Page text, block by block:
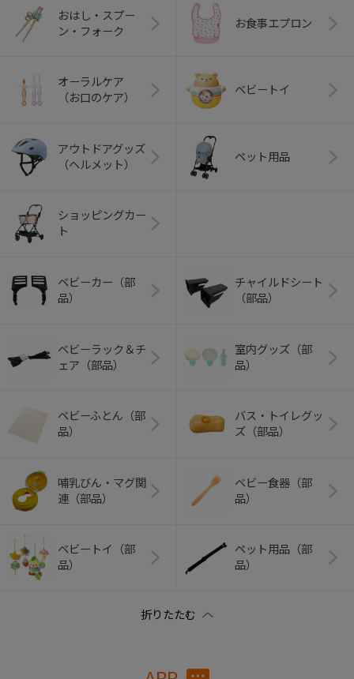
おはし・スプー
ン・フォーク
お食事エプロン
オーラルケア
（お口のケア）
ベビートイ
アウトドアグッズ
（ヘルメット）
ペット用品
ショッピングカー
ト
ベビーカー（部
品）
チャイルドシート
（部品）
ベビーラック＆チ
ェア（部品）
室内グッズ（部
品）
ベビーふとん（部
品）
バス・トイレグッ
ズ（部品）
哺乳びん・マグ関
連（部品）
ベビー食器（部
品）
ベビートイ（部
品）
ペット用品（部
品）